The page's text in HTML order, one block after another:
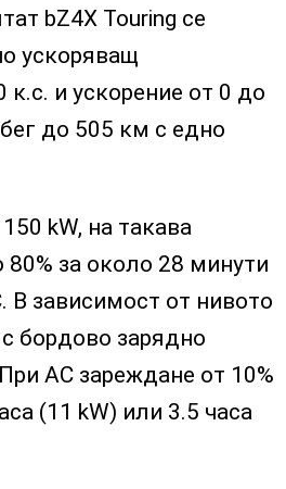
bZ4X Touring се
ускоряващ
и ускорение от 0 до
до 505 км с едно
kW, на такава
80% за около 28 минути
В зависимост от нивото
бордово зарядно
AC зареждане от 10%
(11 kW) или 3.5 часа